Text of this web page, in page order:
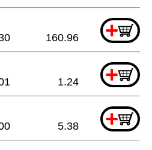
+
160.96
+
1.24
+
5.38